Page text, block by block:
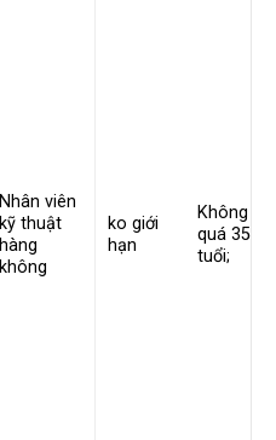
Nhân viên
kỹ thuật
hàng
không
ko giới
hạn
Không
quá 35
tuổi;